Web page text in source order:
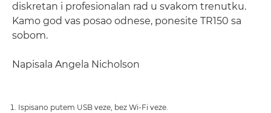
diskretan i profesionalan rad u svakom trenutku.
Kamo god vas posao odnese, ponesite TR150 sa
sobom.
Napisala Angela Nicholson
Ispisano putem USB veze, bez Wi-Fi veze.